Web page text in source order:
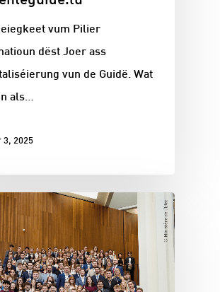
vum Pilier
dëst Joer ass
vun de Guidë. Wat
als…
3, 2025